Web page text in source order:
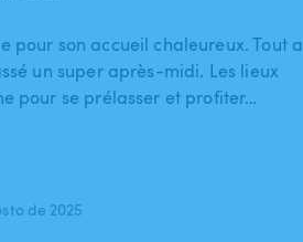
pour son accueil chaleureux. Tout a
un super après-midi. Les lieux
pour se prélasser et profiter…
de 2025